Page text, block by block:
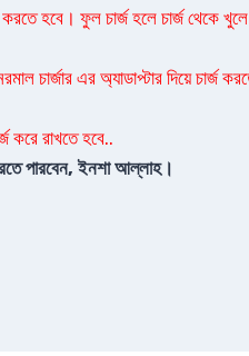
হবে। ফুল চার্জ হলে চার্জ থেকে খুলে
চার্জার এর অ্যাডাপ্টার দিয়ে
করে রাখতে হবে..
পারবেন, ইনশা আল্লাহ।